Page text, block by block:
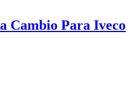
Cambio Para Iveco